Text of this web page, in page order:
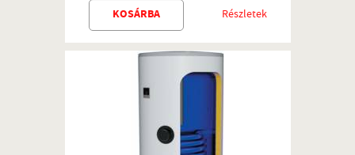
Részletek
KOSÁRBA